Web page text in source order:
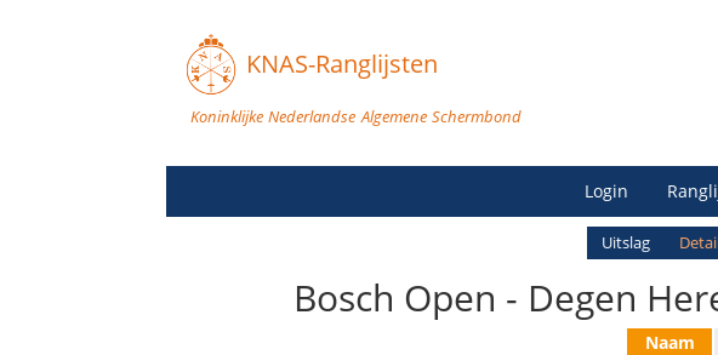
KNAS-Ranglijsten
Koninklijke Nederlandse Algemene Schermbond
Login
Uitslag
Bosch Open - Degen
Naam